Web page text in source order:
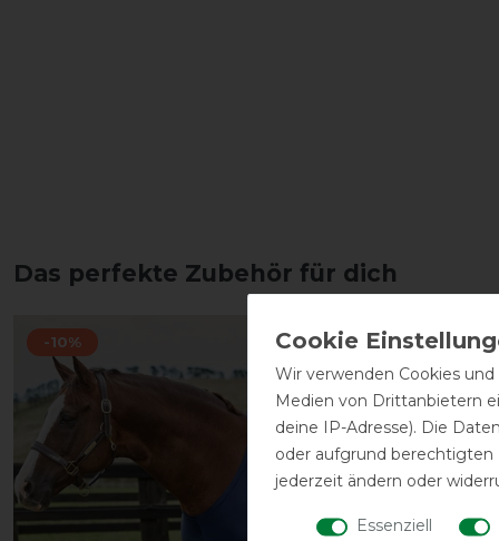
Das perfekte Zubehör für dich
-10% -10%
Wir verwenden Cookies
Medien von Drittanbietern
deine IP-Adresse). Die
oder aufgrund berechtigten
jederzeit ändern oder
Essenziell